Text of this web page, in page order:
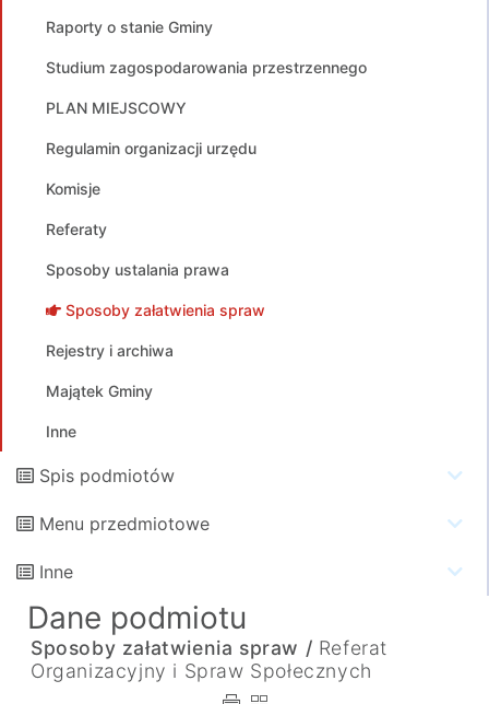
Raporty o stanie Gminy
Studium zagospodarowania przestrzennego
PLAN MIEJSCOWY
Regulamin organizacji urzędu
Komisje
Referaty
Sposoby ustalania prawa
Sposoby załatwienia spraw
Rejestry i archiwa
Majątek Gminy
Inne
Spis podmiotów
Menu przedmiotowe
Inne
Dane podmiotu
Sposoby załatwienia spraw / Referat
Organizacyjny i Spraw Społecznych